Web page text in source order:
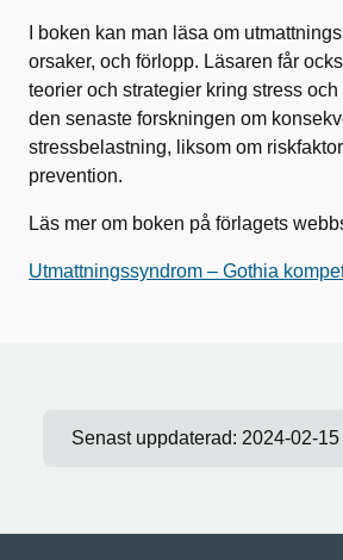
I boken kan man läsa om
orsaker, och förlopp. Läsaren får
teorier och strategier kring stress
den senaste forskningen om
stressbelastning, liksom om
prevention.
Läs mer om boken på förlagets
Utmattningssyndrom – Gothia
Senast uppdaterad: 2024-02-